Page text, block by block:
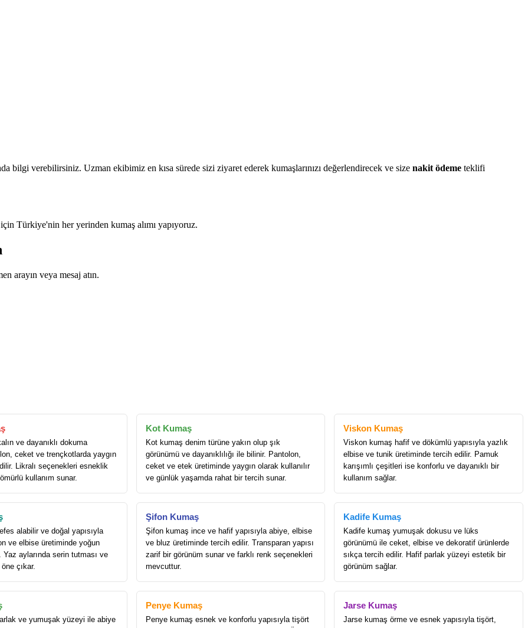
bilgi verebilirsiniz. Uzman ekibimiz en kısa sürede sizi ziyaret ederek kumaşlarınızı değerlendirecek ve size nakit ödeme teklifi
Türkiye'nin her yerinden kumaş alımı yapıyoruz.
arayın veya mesaj atın.
ve dayanıklı dokuma
ceket ve trençkotlarda yaygın
Likralı seçenekleri esneklik
kullanım sunar.
Kot Kumaş
Kot kumaş denim türüne yakın olup şık
görünümü ve dayanıklılığı ile bilinir. Pantolon,
ceket ve etek üretiminde yaygın olarak kullanılır
ve günlük yaşamda rahat bir tercih sunar.
Viskon Kumaş
Viskon kumaş hafif ve dökümlü yapısıyla yazlık
elbise ve tunik üretiminde tercih edilir. Pamuk
karışımlı çeşitleri ise konforlu ve dayanıklı bir
kullanım sağlar.
alabilir ve doğal yapısıyla
ve elbise üretiminde yoğun
Yaz aylarında serin tutması ve
öne çıkar.
Şifon Kumaş
Şifon kumaş ince ve hafif yapısıyla abiye, elbise
ve bluz üretiminde tercih edilir. Transparan yapısı
zarif bir görünüm sunar ve farklı renk seçenekleri
mevcuttur.
Kadife Kumaş
Kadife kumaş yumuşak dokusu ve lüks
görünümü ile ceket, elbise ve dekoratif ürünlerde
sıkça tercih edilir. Hafif parlak yüzeyi estetik bir
görünüm sağlar.
ve yumuşak yüzeyi ile abiye
Penye Kumaş
Penye kumaş esnek ve konforlu yapısıyla tişört
Jarse Kumaş
Jarse kumaş örme ve esnek yapısıyla tişört,